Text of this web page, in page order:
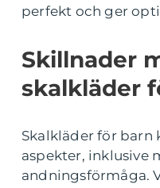
perfekt och ger
Skillnader
skalkläder
Skalkläder för barn
aspekter, inklusive
andningsförmåga.